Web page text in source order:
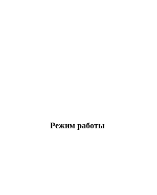
Режим работы